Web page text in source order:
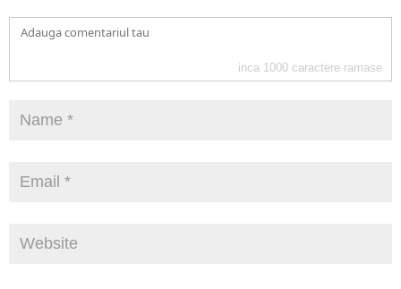
inca 1000 caractere ramase